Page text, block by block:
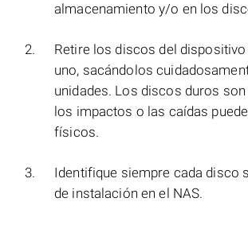
almacenamiento y/o en los
Retire los discos del
uno, sacándolos
unidades. Los discos duros
los impactos o las caídas
físicos.
Identifique siempre cada disco
de instalación en el NAS.